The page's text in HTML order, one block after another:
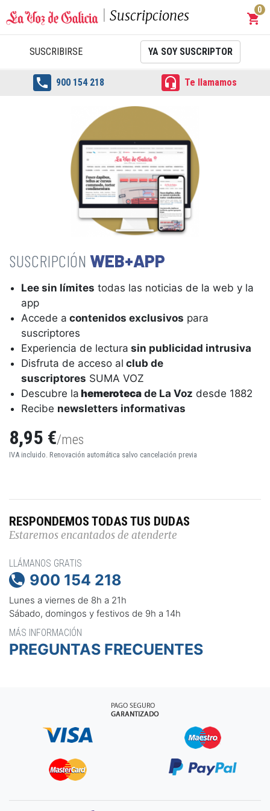
Suscripciones shopping_cart
0
SUSCRIBIRSE YA SOY SUSCRIPTOR
 900 154 218  Te llamamos
WEB+APP
Lee sin límites todas las noticias de la web y la
app
Accede a contenidos exclusivos para
suscriptores
Experiencia de lectura sin publicidad intrusiva
Disfruta de acceso al club de
suscriptores SUMA VOZ
Descubre la hemeroteca de La Voz desde 1882
Recibe newsletters informativas
8,95 €/mes
IVA incluido. Renovación automática salvo cancelación previa
RESPONDEMOS TODAS TUS DUDAS
Estaremos encantados de atenderte
LLÁMANOS GRATIS
 900 154 218
Lunes a viernes de 8h a 21h
Sábado, domingos y festivos de 9h a 14h
MÁS INFORMACIÓN
PREGUNTAS FRECUENTES